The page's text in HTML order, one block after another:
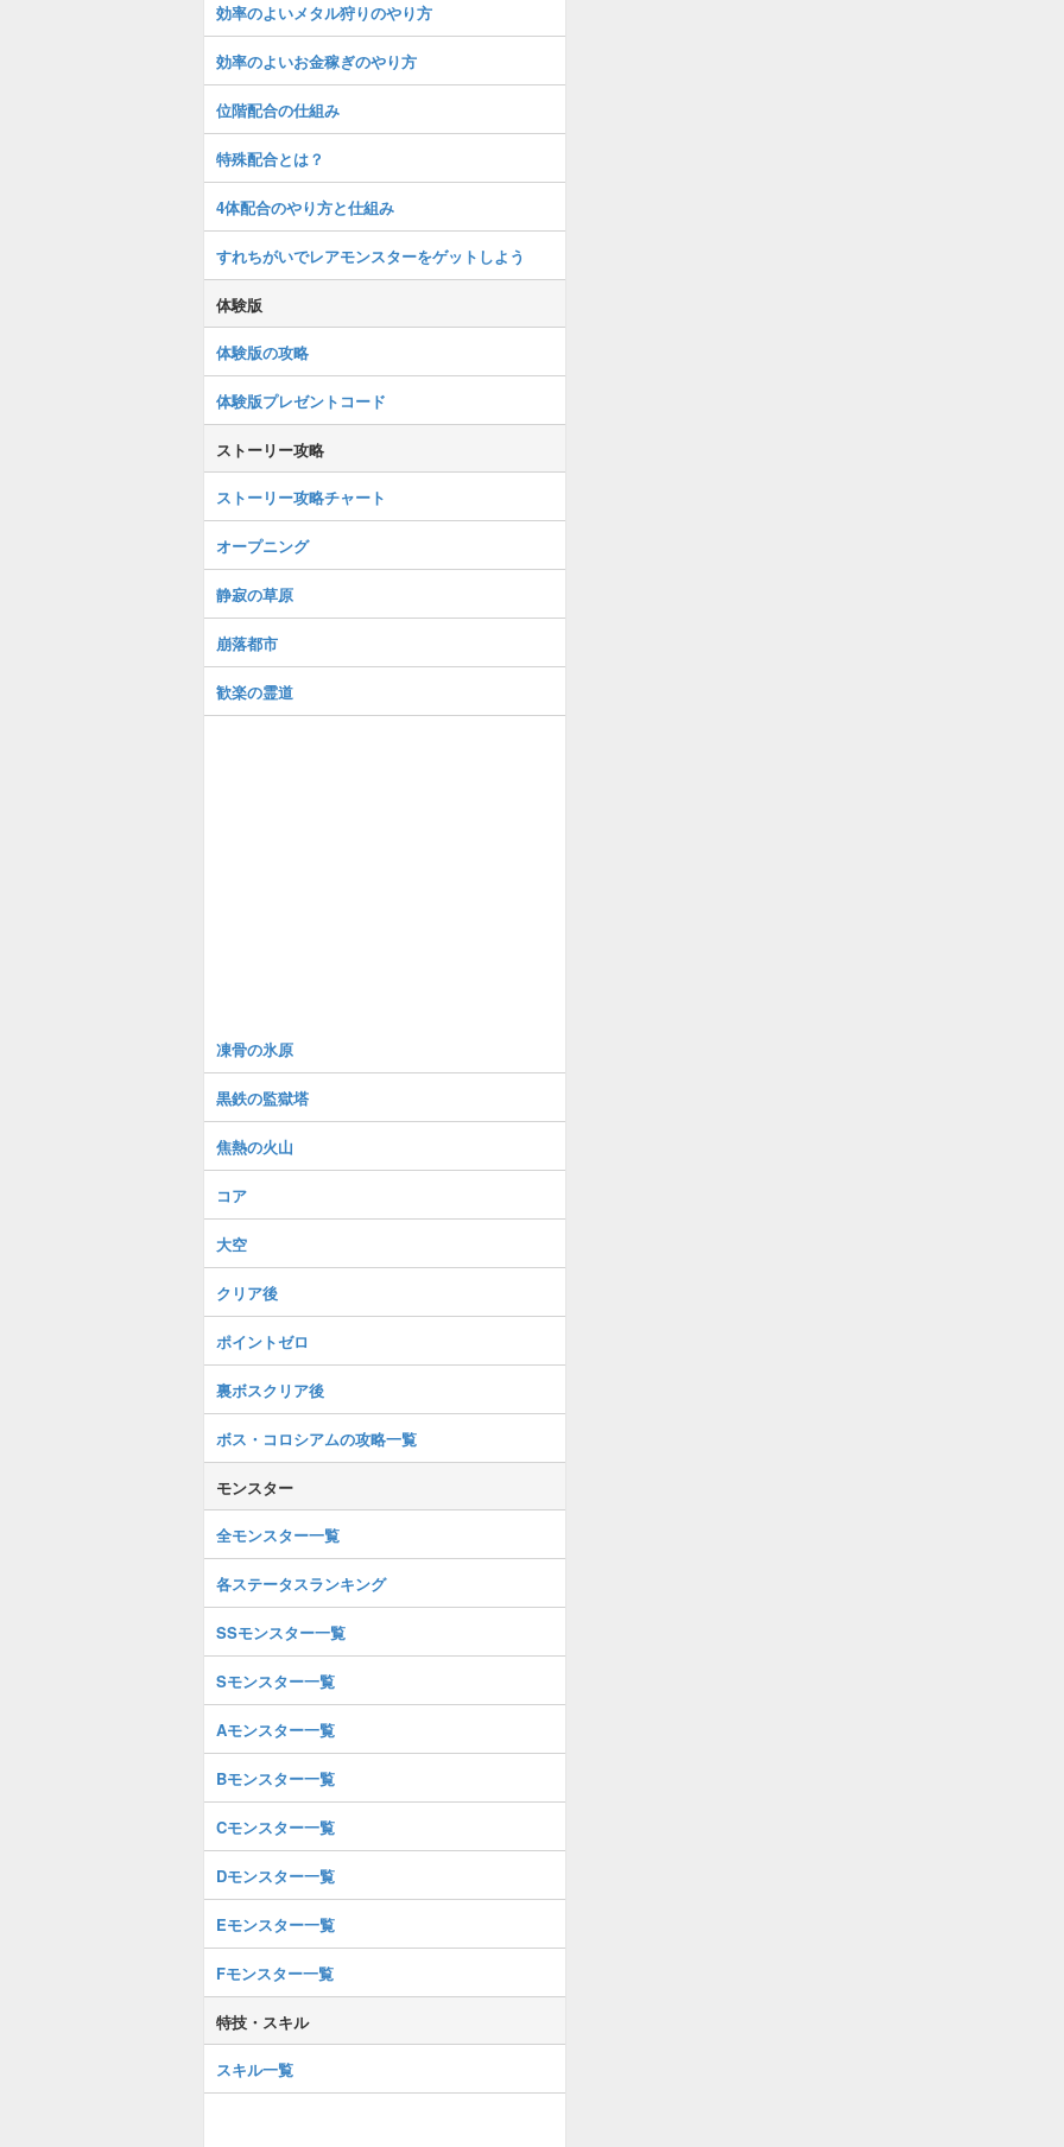
効率のよいメタル狩りのやり方
効率のよいお金稼ぎのやり方
位階配合の仕組み
特殊配合とは？
4体配合のやり方と仕組み
すれちがいでレアモンスターをゲットしよう
体験版
体験版の攻略
体験版プレゼントコード
ストーリー攻略
ストーリー攻略チャート
オープニング
静寂の草原
崩落都市
歓楽の霊道
凍骨の氷原
黒鉄の監獄塔
焦熱の火山
コア
大空
クリア後
ポイントゼロ
裏ボスクリア後
ボス・コロシアムの攻略一覧
モンスター
全モンスター一覧
各ステータスランキング
SSモンスター一覧
Sモンスター一覧
Aモンスター一覧
Bモンスター一覧
Cモンスター一覧
Dモンスター一覧
Eモンスター一覧
Fモンスター一覧
特技・スキル
スキル一覧